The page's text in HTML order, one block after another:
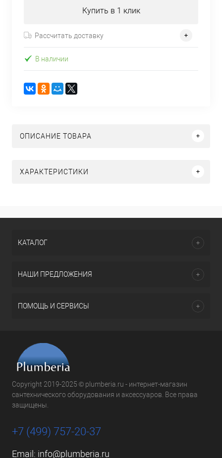
Купить в 1 клик
Рассчитать доставку
В наличии
ОПИСАНИЕ ТОВАРА
ХАРАКТЕРИСТИКИ
КАТАЛОГ
НАШИ ПРЕДЛОЖЕНИЯ
ПОМОЩЬ И СЕРВИСЫ
Copyright 2019-2025 © plumberia.ru - интернет-магазин
сантехнического оборудования и аксессуаров. Все права
защищены.
+7 (499) 757-20-37
Email: info@plumberia.ru